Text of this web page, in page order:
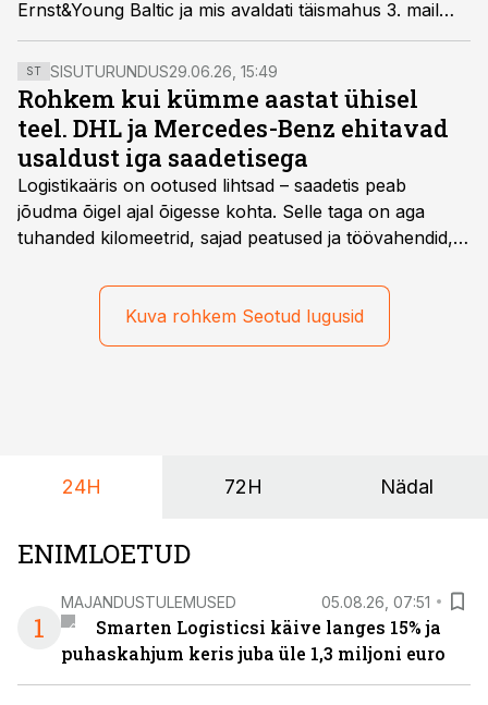
Ernst&Young Baltic ja mis avaldati täismahus 3. mail
2017.
ST SISUTURUNDUS29.06.26, 15:49
Rohkem kui kümme aastat ühisel
teel. DHL ja Mercedes-Benz ehitavad
usaldust iga saadetisega
Logistikaäris on ootused lihtsad – saadetis peab
jõudma õigel ajal õigesse kohta. Selle taga on aga
tuhanded kilomeetrid, sajad peatused ja töövahendid,
on DHL usaldanud Mercedes-Benzi tarbesõidukeid
juba enam kui kümme aastat ning koostöö Vehoga on
selle aja jooksul kujunenud oluliseks osaks ettevõtte
Kuva rohkem Seotud lugusid
24H 72H Nädal
ENIMLOETUD
1
MAJANDUSTULEMUSED 05.08.26, 07:51
Smarten Logisticsi käive langes 15% ja
puhaskahjum keris juba üle 1,3 miljoni euro